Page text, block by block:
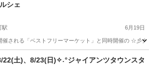
シェ
駅 6月19日
催される「ベストフリーマーケット」と同時開催の ☆彡グ
有楽町駅 フリーマーケット ハンドメイド
22(土)、8/23(日)✧˖°ジャイアンツタウンスタ